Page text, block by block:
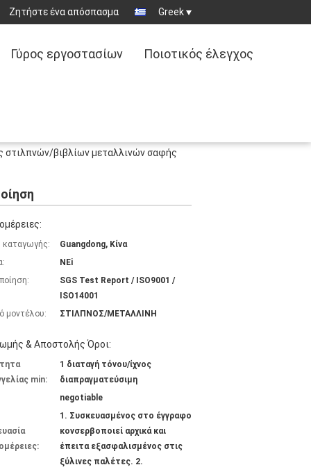
Ζητήστε ένα απόσπασμα Greek
Γύρος εργοστασίων Ποιοτικός έλεγχος
στιλπνών/βιβλίων μεταλλινών σαφής
καταγωγής:
Guangdong, Κίνα
NEi
SGS Test Report / ISO9001 /
ISO14001
μοντέλου:
ΣΤΙΛΠΝΟΣ/ΜΕΤΑΛΛΙΝΗ
& Αποστολής Όροι:
min:
1 διαταγή τόνου/ίχνος
διαπραγματεύσιμη
negotiable
1. Συσκευασμένος στο έγγραφο
κονσερβοποιεί αρχικά και
έπειτα εξασφαλισμένος στις
ξύλινες παλέτες. 2.